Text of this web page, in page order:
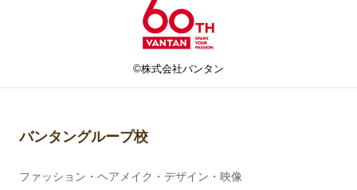
©株式会社バンタン
バンタングループ校
ファッション・ヘアメイク・デザイン・映像